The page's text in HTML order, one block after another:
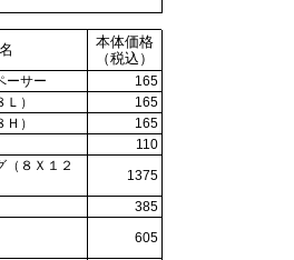
本体価格
（税込）
ーサー
165
）
165
）
165
110
（８Ｘ１２
1375
385
605